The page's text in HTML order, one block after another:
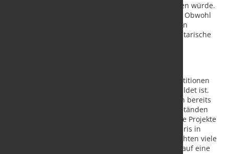
Arbeitskräftemangel in einigen Sektoren verschärfen würde.
Letztendlich trat keines der beiden Ergebnisse ein. Obwohl
der linke Block Nouveau Front Populaire die meisten
Parlamentssitze gewann, verfehlte er die parlamentarische
Infrastrukturprojekte auf Eis gelegt und neue Investitionen
gestoppt werden, bis eine Koalitionsregierung gebildet ist.
Stahlproduzenten und -verkäufer rechneten jedoch bereits
mit einem Sommer mit verlängerten Wartungsstillständen
aufgrund der anhaltend geringen Nachfrage. Einige Projekte
waren auch während der Olympischen Spiele in Paris in
diesem Sommer gestoppt worden. Dennoch befürchten viele
Teilnehmer des Stahlsektors, dass sich ihr Warten auf eine